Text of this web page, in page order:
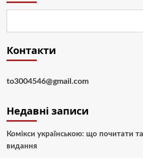
Контакти
to3004546@gmail.com
Недавні записи
Комікси українською: що почитати
видання